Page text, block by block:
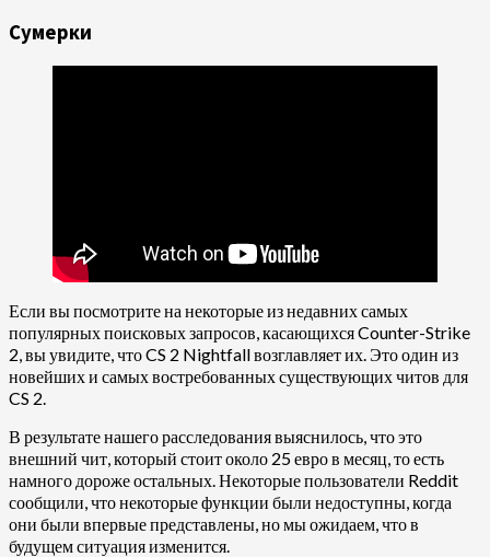
Сумерки
Если вы посмотрите на некоторые из недавних самых
популярных поисковых запросов, касающихся Counter-Strike
2, вы увидите, что CS 2 Nightfall возглавляет их. Это один из
новейших и самых востребованных существующих читов для
CS 2.
В результате нашего расследования выяснилось, что это
внешний чит, который стоит около 25 евро в месяц, то есть
намного дороже остальных. Некоторые пользователи Reddit
сообщили, что некоторые функции были недоступны, когда
они были впервые представлены, но мы ожидаем, что в
будущем ситуация изменится.